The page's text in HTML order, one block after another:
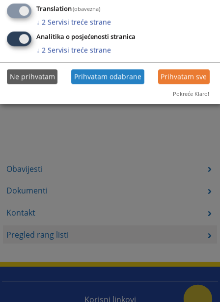
Obavijesti
Dokumenti
Kontakt
Pregled rang listi
Korisni linkovi
Translation(obavezna)
↓ 2 Servisi treće strane
Analitika o posjećenosti stranica
↓ 2 Servisi treće strane
Ne prihvatam Prihvatam odabrane Prihvatam sve
Pokreće Klaro!